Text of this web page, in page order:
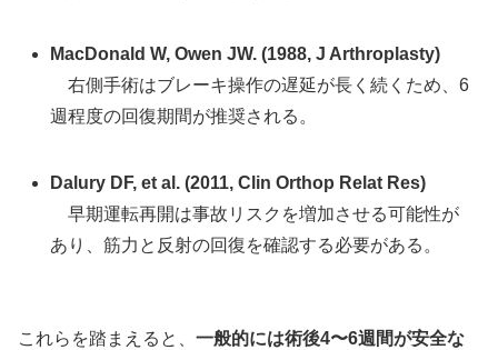
MacDonald W, Owen JW. (1988, J Arthroplasty)
右側手術はブレーキ操作の遅延が長く続くため、6
週程度の回復期間が推奨される。
Dalury DF, et al. (2011, Clin Orthop Relat Res)
早期運転再開は事故リスクを増加させる可能性が
あり、筋力と反射の回復を確認する必要がある。
これらを踏まえると、 一般的には術後4〜6週間が安全な